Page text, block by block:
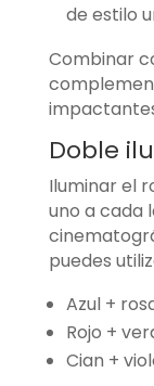
de estilo
Combinar
Doble
Iluminar el
uno a cada
puedes
Azul +
Rojo +
Cian +